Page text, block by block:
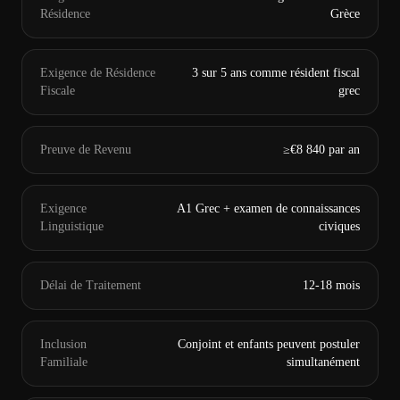
Résidence
Grèce
Exigence de Résidence
Fiscale
3 sur 5 ans comme résident fiscal
grec
Preuve de Revenu ≥€8 840 par an
Exigence
Linguistique
A1 Grec + examen de connaissances
civiques
Délai de Traitement 12-18 mois
Inclusion
Familiale
Conjoint et enfants peuvent postuler
simultanément